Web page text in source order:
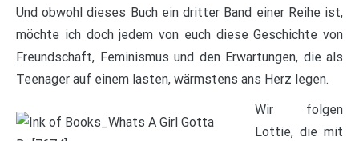
Und obwohl dieses Buch ein dritter Band einer Reihe ist,
möchte ich doch jedem von euch diese Geschichte von
Freundschaft, Feminismus und den Erwartungen, die als
Teenager auf einem lasten, wärmstens ans Herz legen.
Wir folgen
Lottie, die mit